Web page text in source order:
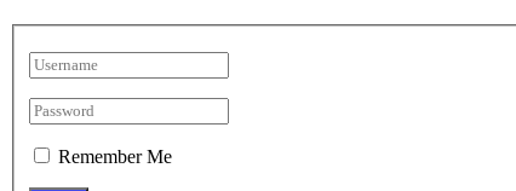
Remember Me